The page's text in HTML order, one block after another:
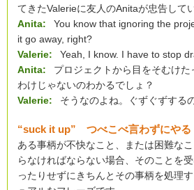
てきたValerieに友人のAnitaが忠告して
Anita:
You know that ignoring the
it go away, right?
Valerie:
Yeah, I know. I have to stop
Anita:
プロジェクトから目をそむけた
わけじゃないのわかるでしょ？
Valerie:
そうなのよね。ぐずぐずする
“suck it up” つべこべ言わずにやる
ある事柄が不快なこと、または困難な
らなければならない場合、そのことを
ったりせずにきちんとその事柄を処理